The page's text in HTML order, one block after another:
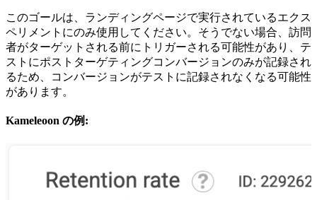
このゴールは、ランディングページで実行されているエクス
ペリメントにのみ使用してください。そうでない場合、訪問
者がターゲットされる前にトリガーされる可能性があり、テ
ストにポストターゲティングコンバージョンのみが記録され
るため、コンバージョンがテストに記録されなくなる可能性
があります。
Kameleoon の例: